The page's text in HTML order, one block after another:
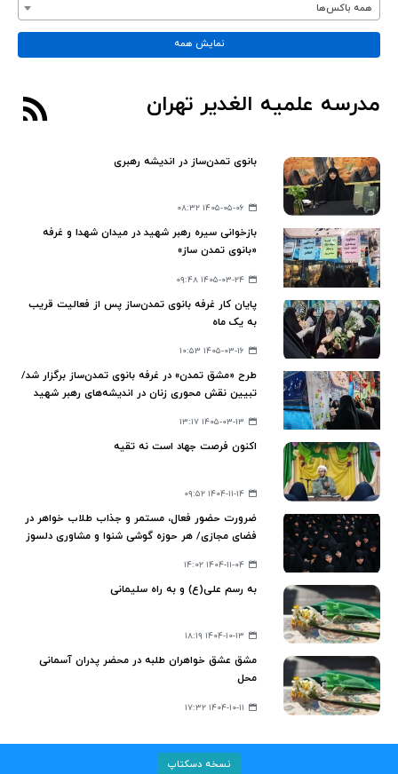
مدرسه علمیه الغدیر تهران
بانوی تمدن‌ساز در اندیشه رهبری
۱۴۰۵-۰۵-۰۶ ۰۸:۳۲
بازخوانی سیره رهبر شهید در میدان شهدا و غرفه
«بانوی تمدن ساز»
۱۴۰۵-۰۳-۲۴ ۰۹:۴۸
پایان کار غرفه بانوی تمدن‌ساز پس از فعالیت قریب
به یک ماه
۱۴۰۵-۰۳-۱۶ ۱۰:۵۳
طرح «مشق تمدن» در غرفه بانوی تمدن‌ساز برگزار شد/
تبیین نقش محوری زنان در اندیشه‌های رهبر شهید
۱۴۰۵-۰۳-۱۳ ۱۳:۱۷
اکنون فرصت جهاد است نه تقیه
۱۴۰۴-۱۱-۱۴ ۰۹:۵۲
ضرورت حضور فعال، مستمر و جذاب طلاب خواهر در
فضای مجازی/ هر حوزه گوشی شنوا و مشاوری دلسوز
۱۴۰۴-۱۱-۰۴ ۱۴:۰۲
به رسم علی(ع) و به راه سلیمانی
۱۴۰۴-۱۰-۱۳ ۱۸:۱۹
مشق عشق خواهران طلبه در محضر پدران آسمانی
محل
۱۴۰۴-۱۰-۱۱ ۱۷:۳۲
همه باکس‌ها
نمایش همه
نسخه دسکتاپ